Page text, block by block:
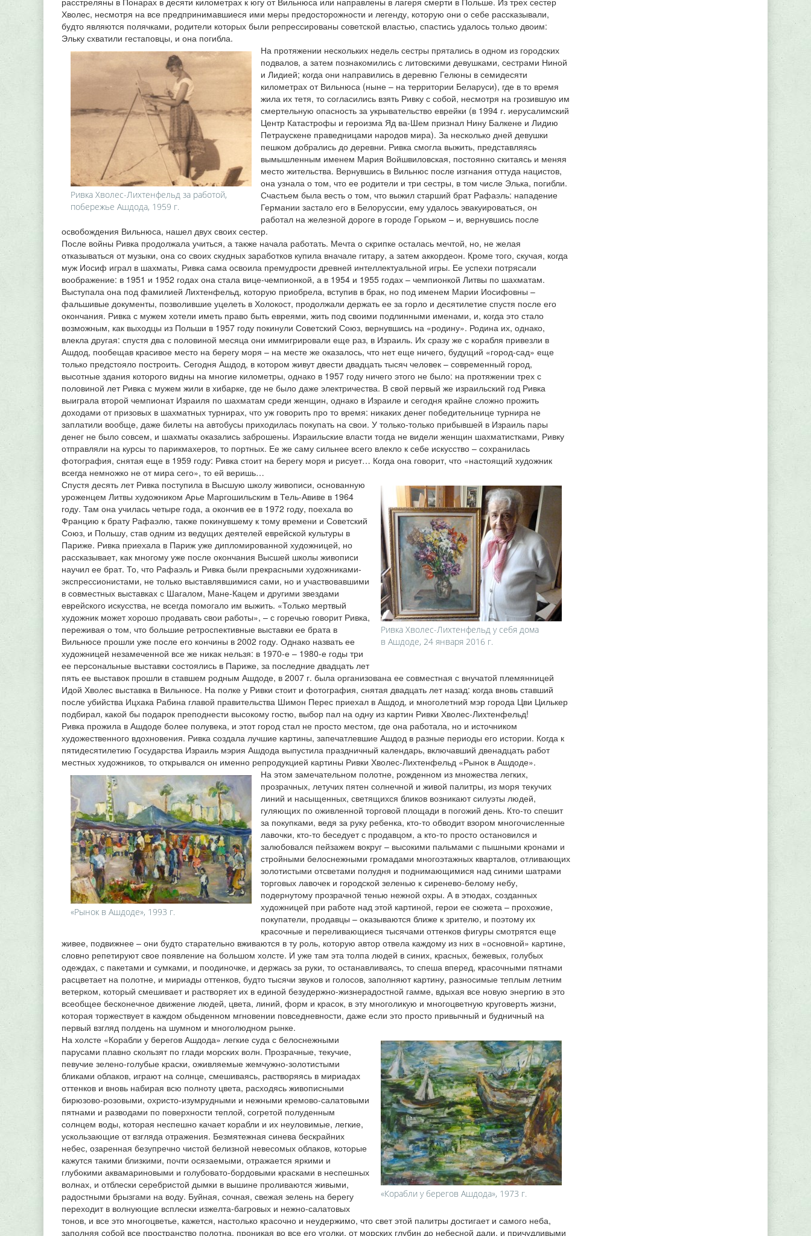
Хволес, несмотря на все предпринимавшиеся ими меры предосторожности и легенду, которую они о себе рассказывали,
будто являются полячками, родители которых были репрессированы советской властью, спастись удалось только двоим:
Эльку схватили гестаповцы, и она погибла.
Ривка Хволес-Лихтенфельд за работой,
побережье Ашдода, 1959 г.
На протяжении нескольких недель сестры прятались в одном из городских
подвалов, а затем познакомились с литовскими девушками, сестрами Ниной
и Лидией; когда они направились в деревню Гелюны в семидесяти
километрах от Вильнюса (ныне – на территории Беларуси), где в то время
жила их тетя, то согласились взять Ривку с собой, несмотря на грозившую им
смертельную опасность за укрывательство еврейки (в 1994 г. иерусалимский
Центр Катастрофы и героизма Яд ва-Шем признал Нину Балкене и Лидию
Петраускене праведницами народов мира). За несколько дней девушки
пешком добрались до деревни. Ривка смогла выжить, представляясь
вымышленным именем Мария Войшвиловская, постоянно скитаясь и меняя
место жительства. Вернувшись в Вильнюс после изгнания оттуда нацистов,
она узнала о том, что ее родители и три сестры, в том числе Элька, погибли.
Счастьем была весть о том, что выжил старший брат Рафаэль: нападение
Германии застало его в Белоруссии, ему удалось эвакуироваться, он
работал на железной дороге в городе Горьком – и, вернувшись после
освобождения Вильнюса, нашел двух своих сестер.
После войны Ривка продолжала учиться, а также начала работать. Мечта о скрипке осталась мечтой, но, не желая
отказываться от музыки, она со своих скудных заработков купила вначале гитару, а затем аккордеон. Кроме того, скучая, когда
муж Иосиф играл в шахматы, Ривка сама освоила премудрости древней интеллектуальной игры. Ее успехи потрясали
воображение: в 1951 и 1952 годах она стала вице-чемпионкой, а в 1954 и 1955 годах – чемпионкой Литвы по шахматам.
Выступала она под фамилией Лихтенфельд, которую приобрела, вступив в брак, но под именем Марии Иосифовны –
фальшивые документы, позволившие уцелеть в Холокост, продолжали держать ее за горло и десятилетие спустя после его
окончания. Ривка с мужем хотели иметь право быть евреями, жить под своими подлинными именами, и, когда это стало
возможным, как выходцы из Польши в 1957 году покинули Советский Союз, вернувшись на «родину». Родина их, однако,
влекла другая: спустя два с половиной месяца они иммигрировали еще раз, в Израиль. Их сразу же с корабля привезли в
Ашдод, пообещав красивое место на берегу моря – на месте же оказалось, что нет еще ничего, будущий «город-сад» еще
только предстояло построить. Сегодня Ашдод, в котором живут двести двадцать тысяч человек – современный город,
высотные здания которого видны на многие километры, однако в 1957 году ничего этого не было: на протяжении трех с
половиной лет Ривка с мужем жили в хибарке, где не было даже электричества. В свой первый же израильский год Ривка
выиграла второй чемпионат Израиля по шахматам среди женщин, однако в Израиле и сегодня крайне сложно прожить
доходами от призовых в шахматных турнирах, что уж говорить про то время: никаких денег победительнице турнира не
заплатили вообще, даже билеты на автобусы приходилась покупать на свои. У только-только прибывшей в Израиль пары
денег не было совсем, и шахматы оказались заброшены. Израильские власти тогда не видели женщин шахматистками, Ривку
отправляли на курсы то парикмахеров, то портных. Ее же саму сильнее всего влекло к себе искусство – сохранилась
фотография, снятая еще в 1959 году: Ривка стоит на берегу моря и рисует… Когда она говорит, что «настоящий художник
всегда немножко не от мира сего», то ей веришь…
Ривка Хволес-Лихтенфельд у себя дома
в Ашдоде, 24 января 2016 г.
Спустя десять лет Ривка поступила в Высшую школу живописи, основанную
уроженцем Литвы художником Арье Маргошильским в Тель-Авиве в 1964
году. Там она училась четыре года, а окончив ее в 1972 году, поехала во
Францию к брату Рафаэлю, также покинувшему к тому времени и Советский
Союз, и Польшу, став одним из ведущих деятелей еврейской культуры в
Париже. Ривка приехала в Париж уже дипломированной художницей, но
рассказывает, как многому уже после окончания Высшей школы живописи
научил ее брат. То, что Рафаэль и Ривка были прекрасными художниками-
экспрессионистами, не только выставлявшимися сами, но и участвовавшими
в совместных выставках с Шагалом, Мане-Кацем и другими звездами
еврейского искусства, не всегда помогало им выжить. «Только мертвый
художник может хорошо продавать свои работы», – с горечью говорит Ривка,
переживая о том, что большие ретроспективные выставки ее брата в
Вильнюсе прошли уже после его кончины в 2002 году. Однако назвать ее
художницей незамеченной все же никак нельзя: в 1970-е – 1980-е годы три
ее персональные выставки состоялись в Париже, за последние двадцать лет
пять ее выставок прошли в ставшем родным Ашдоде, в 2007 г. была организована ее совместная с внучатой племянницей
Идой Хволес выставка в Вильнюсе. На полке у Ривки стоит и фотография, снятая двадцать лет назад: когда вновь ставший
после убийства Ицхака Рабина главой правительства Шимон Перес приехал в Ашдод, и многолетний мэр города Цви Цилькер
подбирал, какой бы подарок преподнести высокому гостю, выбор пал на одну из картин Ривки Хволес-Лихтенфельд!
Ривка прожила в Ашдоде более полувека, и этот город стал не просто местом, где она работала, но и источником
художественного вдохновения. Ривка создала лучшие картины, запечатлевшие Ашдод в разные периоды его истории. Когда к
пятидесятилетию Государства Израиль мэрия Ашдода выпустила праздничный календарь, включавший двенадцать работ
местных художников, то открывался он именно репродукцией картины Ривки Хволес-Лихтенфельд «Рынок в Ашдоде».
«Рынок в Ашдоде», 1993 г.
На этом замечательном полотне, рожденном из множества легких,
прозрачных, летучих пятен солнечной и живой палитры, из моря текучих
линий и насыщенных, светящихся бликов возникают силуэты людей,
гуляющих по оживленной торговой площади в погожий день. Кто-то спешит
за покупками, ведя за руку ребенка, кто-то обводит взором многочисленные
лавочки, кто-то беседует с продавцом, а кто-то просто остановился и
залюбовался пейзажем вокруг – высокими пальмами с пышными кронами и
стройными белоснежными громадами многоэтажных кварталов, отливающих
золотистыми отсветами полудня и поднимающимися над синими шатрами
торговых лавочек и городской зеленью к сиренево-белому небу,
подернутому прозрачной тенью нежной охры. А в этюдах, созданных
художницей при работе над этой картиной, герои ее сюжета – прохожие,
покупатели, продавцы – оказываются ближе к зрителю, и поэтому их
красочные и переливающиеся тысячами оттенков фигуры смотрятся еще
живее, подвижнее – они будто старательно вживаются в ту роль, которую автор отвела каждому из них в «основной» картине,
словно репетируют свое появление на большом холсте. И уже там эта толпа людей в синих, красных, бежевых, голубых
одеждах, с пакетами и сумками, и поодиночке, и держась за руки, то останавливаясь, то спеша вперед, красочными пятнами
расцветает на полотне, и мириады оттенков, будто тысячи звуков и голосов, заполняют картину, разносимые теплым летним
ветерком, который смешивает и растворяет их в единой безудержно-жизнерадостной гамме, вдыхая все новую энергию в это
всеобщее бесконечное движение людей, цвета, линий, форм и красок, в эту многоликую и многоцветную круговерть жизни,
которая торжествует в каждом обыденном мгновении повседневности, даже если это просто привычный и будничный на
первый взгляд полдень на шумном и многолюдном рынке.
«Корабли у берегов Ашдода», 1973 г.
На холсте «Корабли у берегов Ашдода» легкие суда с белоснежными
парусами плавно скользят по глади морских волн. Прозрачные, текучие,
певучие зелено-голубые краски, оживляемые жемчужно-золотистыми
бликами облаков, играют на солнце, смешиваясь, растворяясь в мириадах
оттенков и вновь набирая всю полноту цвета, расходясь живописными
бирюзово-розовыми, охристо-изумрудными и нежными кремово-салатовыми
пятнами и разводами по поверхности теплой, согретой полуденным
солнцем воды, которая неспешно качает корабли и их неуловимые, легкие,
ускользающие от взгляда отражения. Безмятежная синева бескрайних
небес, озаренная безупречно чистой белизной невесомых облаков, которые
кажутся такими близкими, почти осязаемыми, отражается яркими и
глубокими аквамариновыми и голубовато-бордовыми красками в неспешных
волнах, и отблески серебристой дымки в вышине проливаются живыми,
радостными брызгами на воду. Буйная, сочная, свежая зелень на берегу
переходит в волнующие всплески изжелта-багровых и нежно-салатовых
тонов, и все это многоцветье, кажется, настолько красочно и неудержимо, что свет этой палитры достигает и самого неба,
заполняя собой все пространство полотна, проникая во все его уголки, от морских глубин до небесной дали, и причудливыми